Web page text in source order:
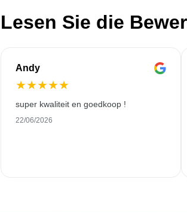
Lesen Sie die
Andy
★★★★★
super kwaliteit en goedkoop !
22/06/2026